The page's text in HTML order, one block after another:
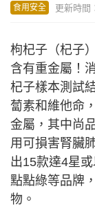
食用安全 更新時間
枸杞子（杞子
含有重金屬！
杞子樣本測試
蔔素和維他命
金屬，其中尚
用可損害腎臟
出15款達4星
點點綠等品牌
物。